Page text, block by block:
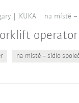
KUKA na místě –
na místě – sídlo